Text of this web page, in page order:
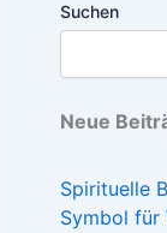
Suchen
Neue
Spirituelle
Symbol für